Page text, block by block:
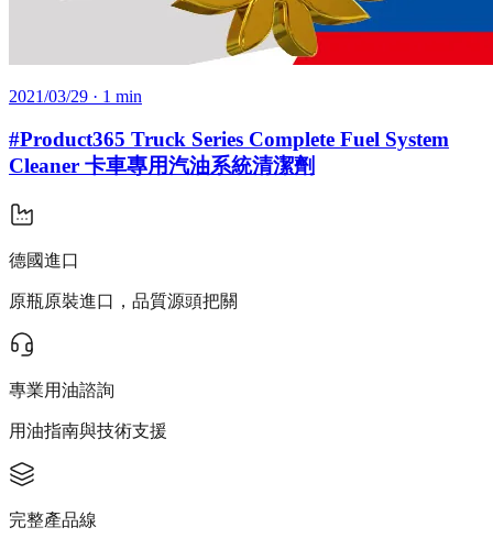
2021/03/29 · 1 min
#Product365 Truck Series Complete Fuel System
Cleaner 卡車專用汽油系統清潔劑
德國進口
原瓶原裝進口，品質源頭把關
專業用油諮詢
用油指南與技術支援
完整產品線